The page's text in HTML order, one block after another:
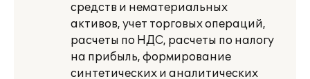
средств и нематериальных
активов, учет торговых операций,
расчеты по НДС, расчеты по налогу
на прибыль, формирование
синтетических и аналитических